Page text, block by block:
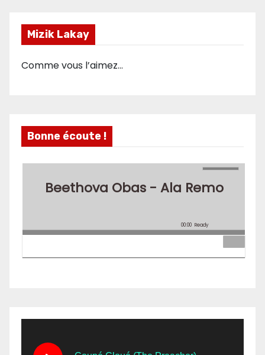
Mizik Lakay
Comme vous l’aimez…
Bonne écoute !
Beethova Obas - Ala Remo
00:00 Ready